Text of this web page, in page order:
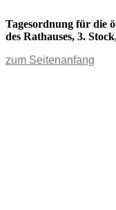
Tagesordnung für die
des Rathauses, 3.
zum Seitenanfang